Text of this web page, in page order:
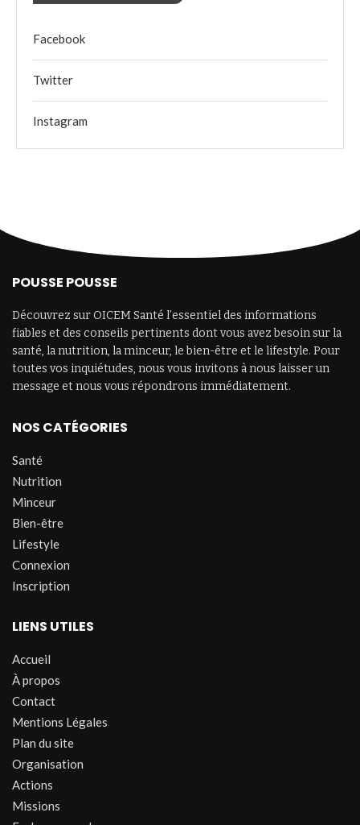
Facebook
Twitter
Instagram
POUSSE POUSSE
Découvrez sur OICEM Santé l’essentiel des informations
fiables et des conseils pertinents dont vous avez besoin sur la
santé, la nutrition, la minceur, le bien-être et le lifestyle. Pour
toutes vos inquiétudes, nous vous invitons à nous laisser un
message et nous vous répondrons immédiatement.
NOS CATÉGORIES
Santé
Nutrition
Minceur
Bien-être
Lifestyle
Connexion
Inscription
LIENS UTILES
Accueil
À propos
Contact
Mentions Légales
Plan du site
Organisation
Actions
Missions